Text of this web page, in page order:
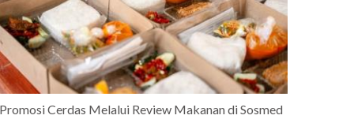
Cerdas Melalui Review Makanan di Sosmed